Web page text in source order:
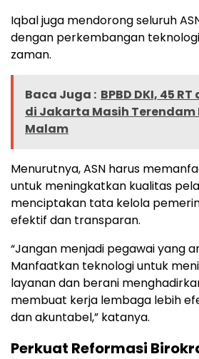
Iqbal juga mendorong seluruh
dengan perkembangan
zaman.
Baca Juga : BPBD DKI, 45
di Jakarta Masih Terendam
Malam
Menurutnya, ASN harus
untuk meningkatkan kualitas
menciptakan tata kelola
efektif dan transparan.
“Jangan menjadi pegawai yang
Manfaatkan teknologi untuk
layanan dan berani
membuat kerja lembaga lebih
dan akuntabel,” katanya.
Perkuat Reformasi